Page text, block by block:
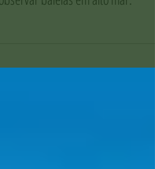
leva governador Renato